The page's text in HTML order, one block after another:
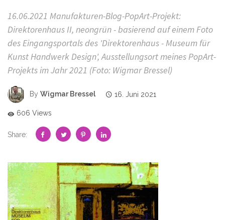
16.06.2021 Manufakturen-Blog-PopArt-Projekt:
Direktorenhaus II, neongrün - basierend auf einem Foto
des Eingangsportals des 'Direktorenhaus - Museum für
Kunst Handwerk Design', Ausstellungsort meines PopArt-
Projekts im Jahr 2021 (Foto: Wigmar Bressel)
By Wigmar Bressel 16. Juni 2021
606 Views
Share: